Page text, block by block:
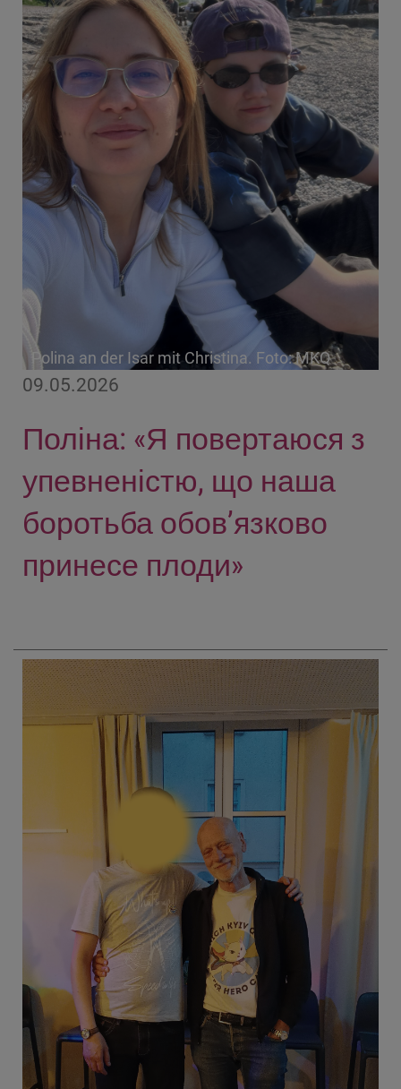
09.05.2026
Поліна: «Я повертаюся з
упевненістю, що наша
боротьба обов’язково
принесе плоди»
Polina an der Isar mit Christina. Foto: MKQ